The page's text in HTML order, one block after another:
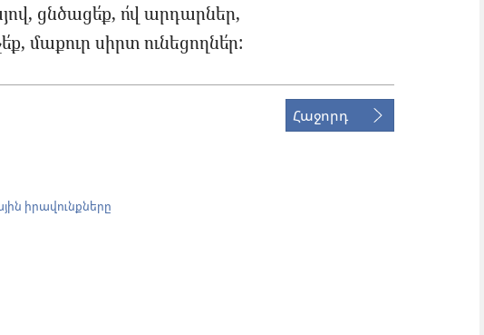
ցնծացե՛ք, ո՛վ արդարներ,
մաքուր սիրտ ունեցողնե՛ր:
Հաջորդ
իրավունքները